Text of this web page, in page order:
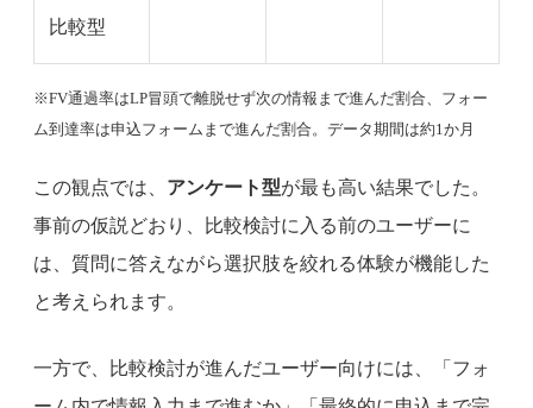
比較型
※FV通過率はLP冒頭で離脱せず次の情報まで進んだ割合、フォー
ム到達率は申込フォームまで進んだ割合。データ期間は約1か月
この観点では、 アンケート型が最も高い結果でした。
事前の仮説どおり、比較検討に入る前のユーザーに
は、質問に答えながら選択肢を絞れる体験が機能した
と考えられます。
一方で、比較検討が進んだユーザー向けには、「フォ